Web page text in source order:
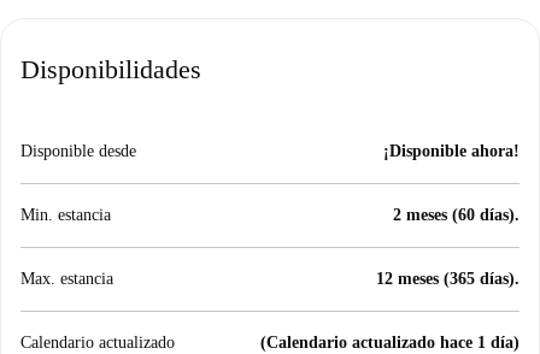
Disponibilidades
Disponible desde ¡Disponible ahora!
Min. estancia 2 meses (60 días).
Max. estancia 12 meses (365 días).
Calendario actualizado (Calendario actualizado hace 1 día)